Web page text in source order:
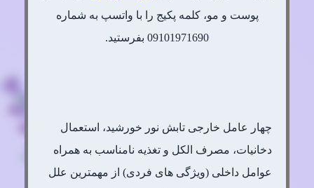
پوست و مو، کلمه پکیج را با واتسپ به شماره
09101971690 بفرستید.
چهار عامل خارجی تابش نور خورشید، استعمال
دخانیات، مصرف الکل و تغذیه نامناسب به همراه
عوامل داخلی (ویژگی های فردی) از مهمترین علل